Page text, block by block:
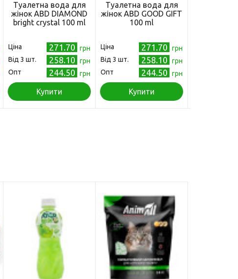
Туалетна вода для
жінок ABD DIAMOND
bright crystal 100 ml
Ціна 271.70
грн
Від 3 шт.
258.10
грн
Опт
244.50 грн
Купити
Туалетна вода для
жінок ABD GOOD GIFT
100 ml
Ціна 271.70
грн
Від 3 шт.
258.10
грн
Опт
244.50 грн
Купити